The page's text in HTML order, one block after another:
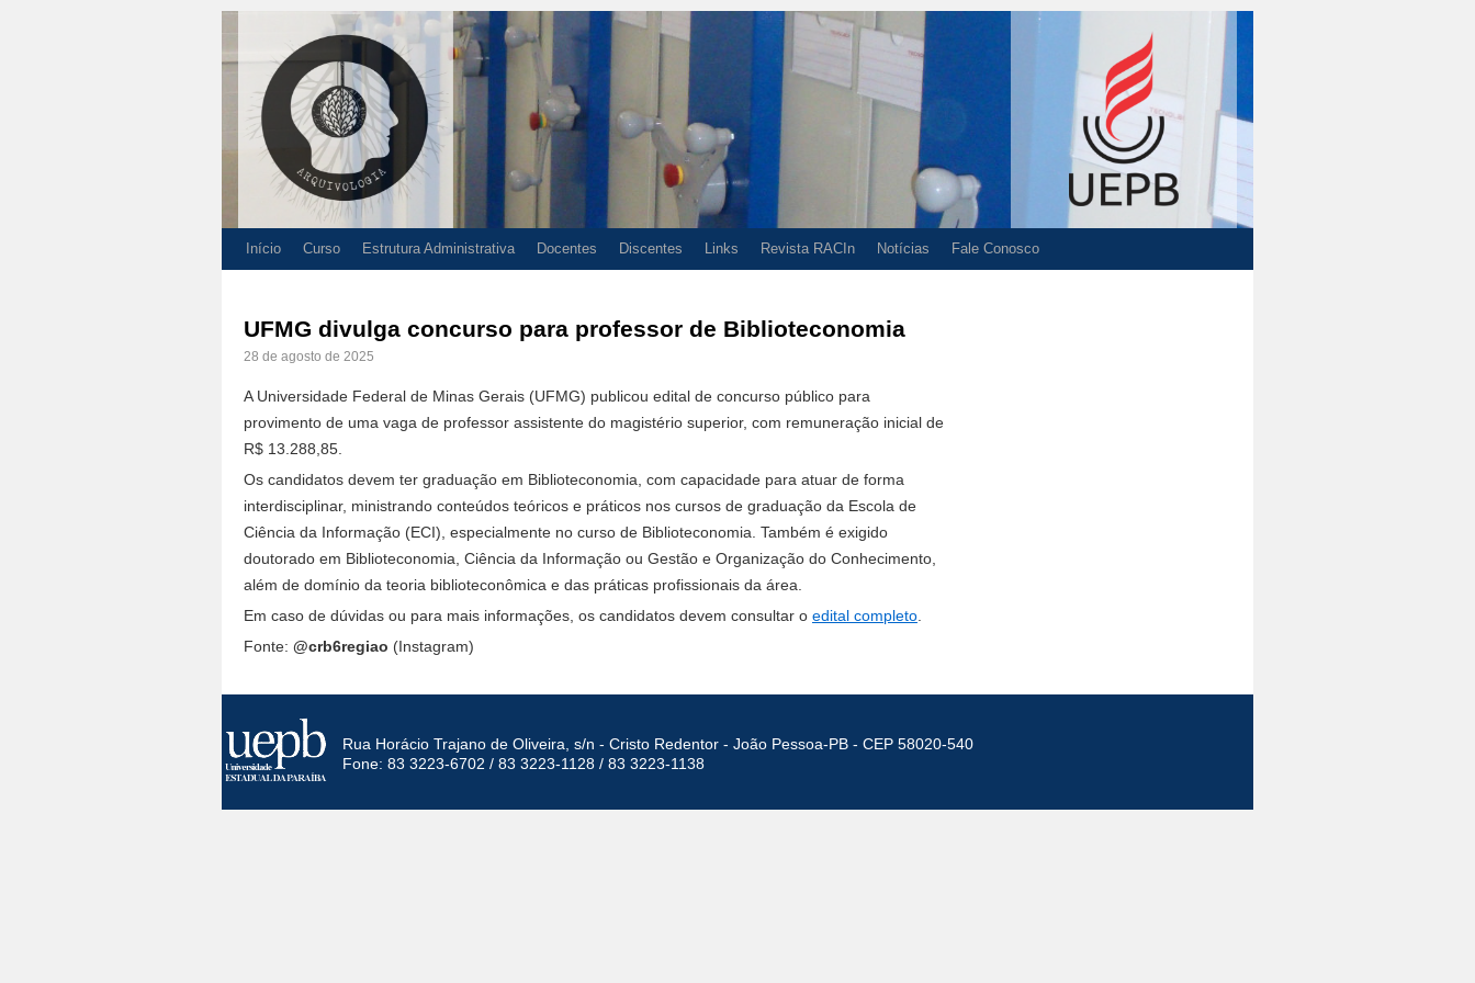
Início Curso Estrutura Administrativa Docentes Discentes Links Revista RACIn Notícias Fale Conosco
UFMG divulga concurso para professor de Biblioteconomia
28 de agosto de 2025
A Universidade Federal de Minas Gerais (UFMG) publicou edital de concurso público para
provimento de uma vaga de professor assistente do magistério superior, com remuneração inicial de
R$ 13.288,85.
Os candidatos devem ter graduação em Biblioteconomia, com capacidade para atuar de forma
interdisciplinar, ministrando conteúdos teóricos e práticos nos cursos de graduação da Escola de
Ciência da Informação (ECI), especialmente no curso de Biblioteconomia. Também é exigido
doutorado em Biblioteconomia, Ciência da Informação ou Gestão e Organização do Conhecimento,
além de domínio da teoria biblioteconômica e das práticas profissionais da área.
Em caso de dúvidas ou para mais informações, os candidatos devem consultar o edital completo
Fonte: @crb6regiao (Instagram)
Rua Horácio Trajano de Oliveira, s/n - Cristo Redentor - João Pessoa-PB - CEP 58020-540
Fone: 83 3223-6702 / 83 3223-1128 / 83 3223-1138